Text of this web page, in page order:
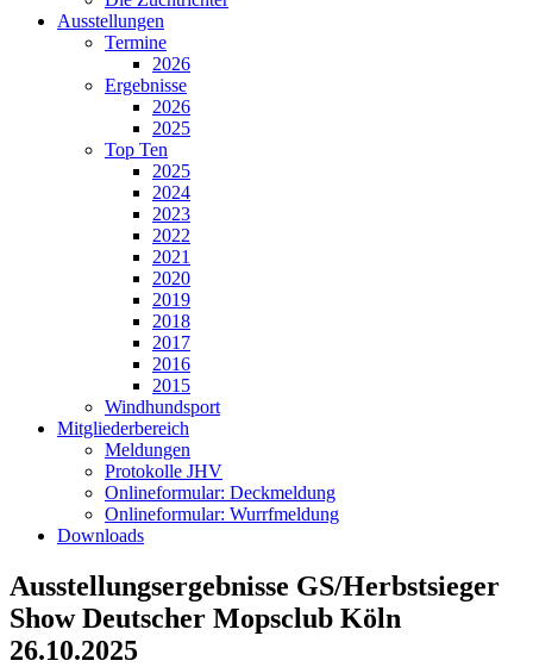
Ausstellungen
Termine
2026
Ergebnisse
2026
2025
Top Ten
2025
2024
2023
2022
2021
2020
2019
2018
2017
2016
2015
Windhundsport
Mitgliederbereich
Meldungen
Protokolle JHV
Onlineformular: Deckmeldung
Onlineformular: Wurrfmeldung
Downloads
Ausstellungsergebnisse GS/Herbstsieger
Show Deutscher Mopsclub Köln
26.10.2025